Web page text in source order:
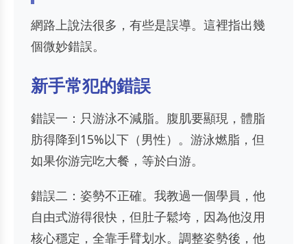
網路上說法很多，有些是誤導。這裡指出幾
個微妙錯誤。
新手常犯的錯誤
錯誤一：只游泳不減脂。腹肌要顯現，體脂
肪得降到15%以下（男性）。游泳燃脂，但
如果你游完吃大餐，等於白游。
錯誤二：姿勢不正確。我教過一個學員，他
自由式游得很快，但肚子鬆垮，因為他沒用
核心穩定，全靠手臂划水。調整姿勢後，他